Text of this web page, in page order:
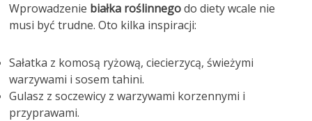
Wprowadzenie białka roślinnegodo diety wcale nie
musi być trudne. Oto kilka inspiracji:
Sałatka z komosą ryżową, ciecierzycą, świeżymi
warzywami i sosem tahini.
Gulasz z soczewicy z warzywami korzennymi i
przyprawami.